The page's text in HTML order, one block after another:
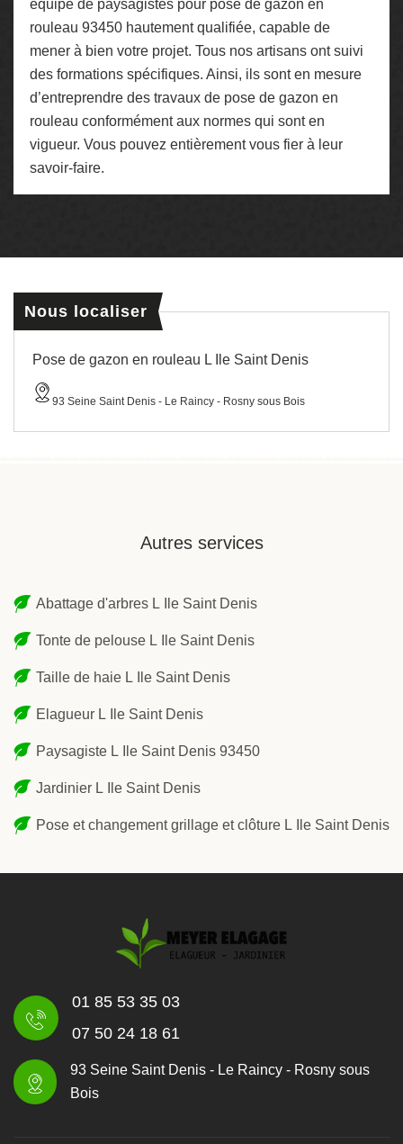
équipe de paysagistes pour pose de gazon en
rouleau 93450 hautement qualifiée, capable de
mener à bien votre projet. Tous nos artisans ont suivi
des formations spécifiques. Ainsi, ils sont en mesure
d’entreprendre des travaux de pose de gazon en
rouleau conformément aux normes qui sont en
vigueur. Vous pouvez entièrement vous fier à leur
savoir-faire.
Nous localiser
Pose de gazon en rouleau L Ile Saint Denis
93 Seine Saint Denis - Le Raincy - Rosny sous Bois
Autres services
Abattage d'arbres L Ile Saint Denis
Tonte de pelouse L Ile Saint Denis
Taille de haie L Ile Saint Denis
Elagueur L Ile Saint Denis
Paysagiste L Ile Saint Denis 93450
Jardinier L Ile Saint Denis
Pose et changement grillage et clôture L Ile Saint Denis
01 85 53 35 03
07 50 24 18 61
93 Seine Saint Denis - Le Raincy - Rosny sous
Bois